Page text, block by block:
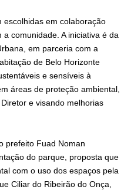
escolhidas em colaboração
comunidade. A iniciativa é da
em parceria com a
de Belo Horizonte
e sensíveis à
áreas de proteção ambiental,
e visando melhorias
prefeito Fuad Noman
do parque, proposta que
com o uso dos espaços pela
Ciliar do Ribeirão do Onça,